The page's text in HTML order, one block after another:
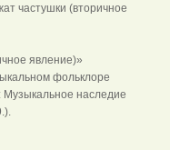
частушки (вторичное
явление)»
фольклоре
Музыкальное наследие